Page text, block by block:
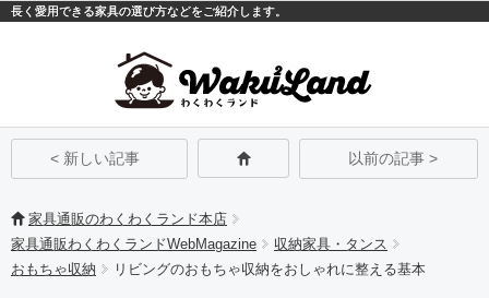
長く愛用できる家具の選び方などをご紹介します。
< 新しい記事 以前の記事 >
家具通販のわくわくランド本店
家具通販わくわくランドWebMagazine
収納家具・タンス
おもちゃ収納
リビングのおもちゃ収納をおしゃれに整える基本
モバイルPC